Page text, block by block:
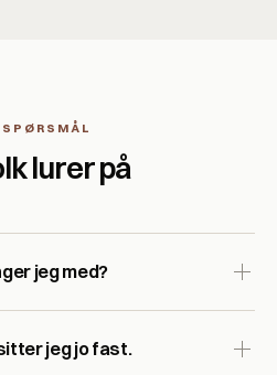
lurer på
jeg med?
på dine oppgaver, steg for
jeg jo fast.